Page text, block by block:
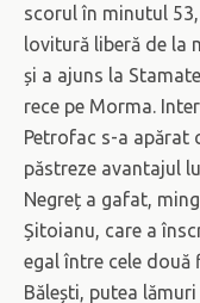
scorul în minutul
lovitură liberă de la
și a ajuns la
rece pe Morma.
Petrofac s-a apărat
păstreze avantajul
Negreț a gafat,
Șitoianu, care a
egal între cele două
Bălești, putea